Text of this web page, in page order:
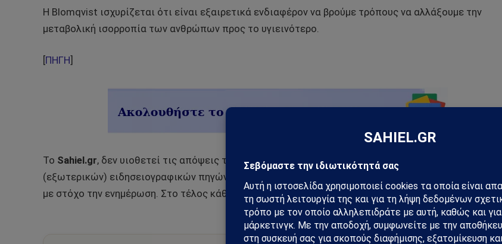
Η Blomqvist ισχυρίζεται ότι είναι εξαιρετικά ενδιαφέρον να βρούμε τρόπους να αλλάξουμε την
μεταβολική ισορροπία των ανθρώπων προς το υγιεινότερο.
ΠΗΓΗ
Το Sahiel.gr, δεν υιοθετεί τις απόψεις των αρθρογράφων, επίσης περιλαμβάνει άρθρα άλλων
(εξωτερικών) ειδησειογραφικών πηγών μέσω αναδημοσίευσης και άρθρα από τους αναγνώστες του
με στόχο την ενημέρωση. Στο τέλος κάθε τέτοιου άρθρου αναγράφεται ευκρινώς η πηγή του.